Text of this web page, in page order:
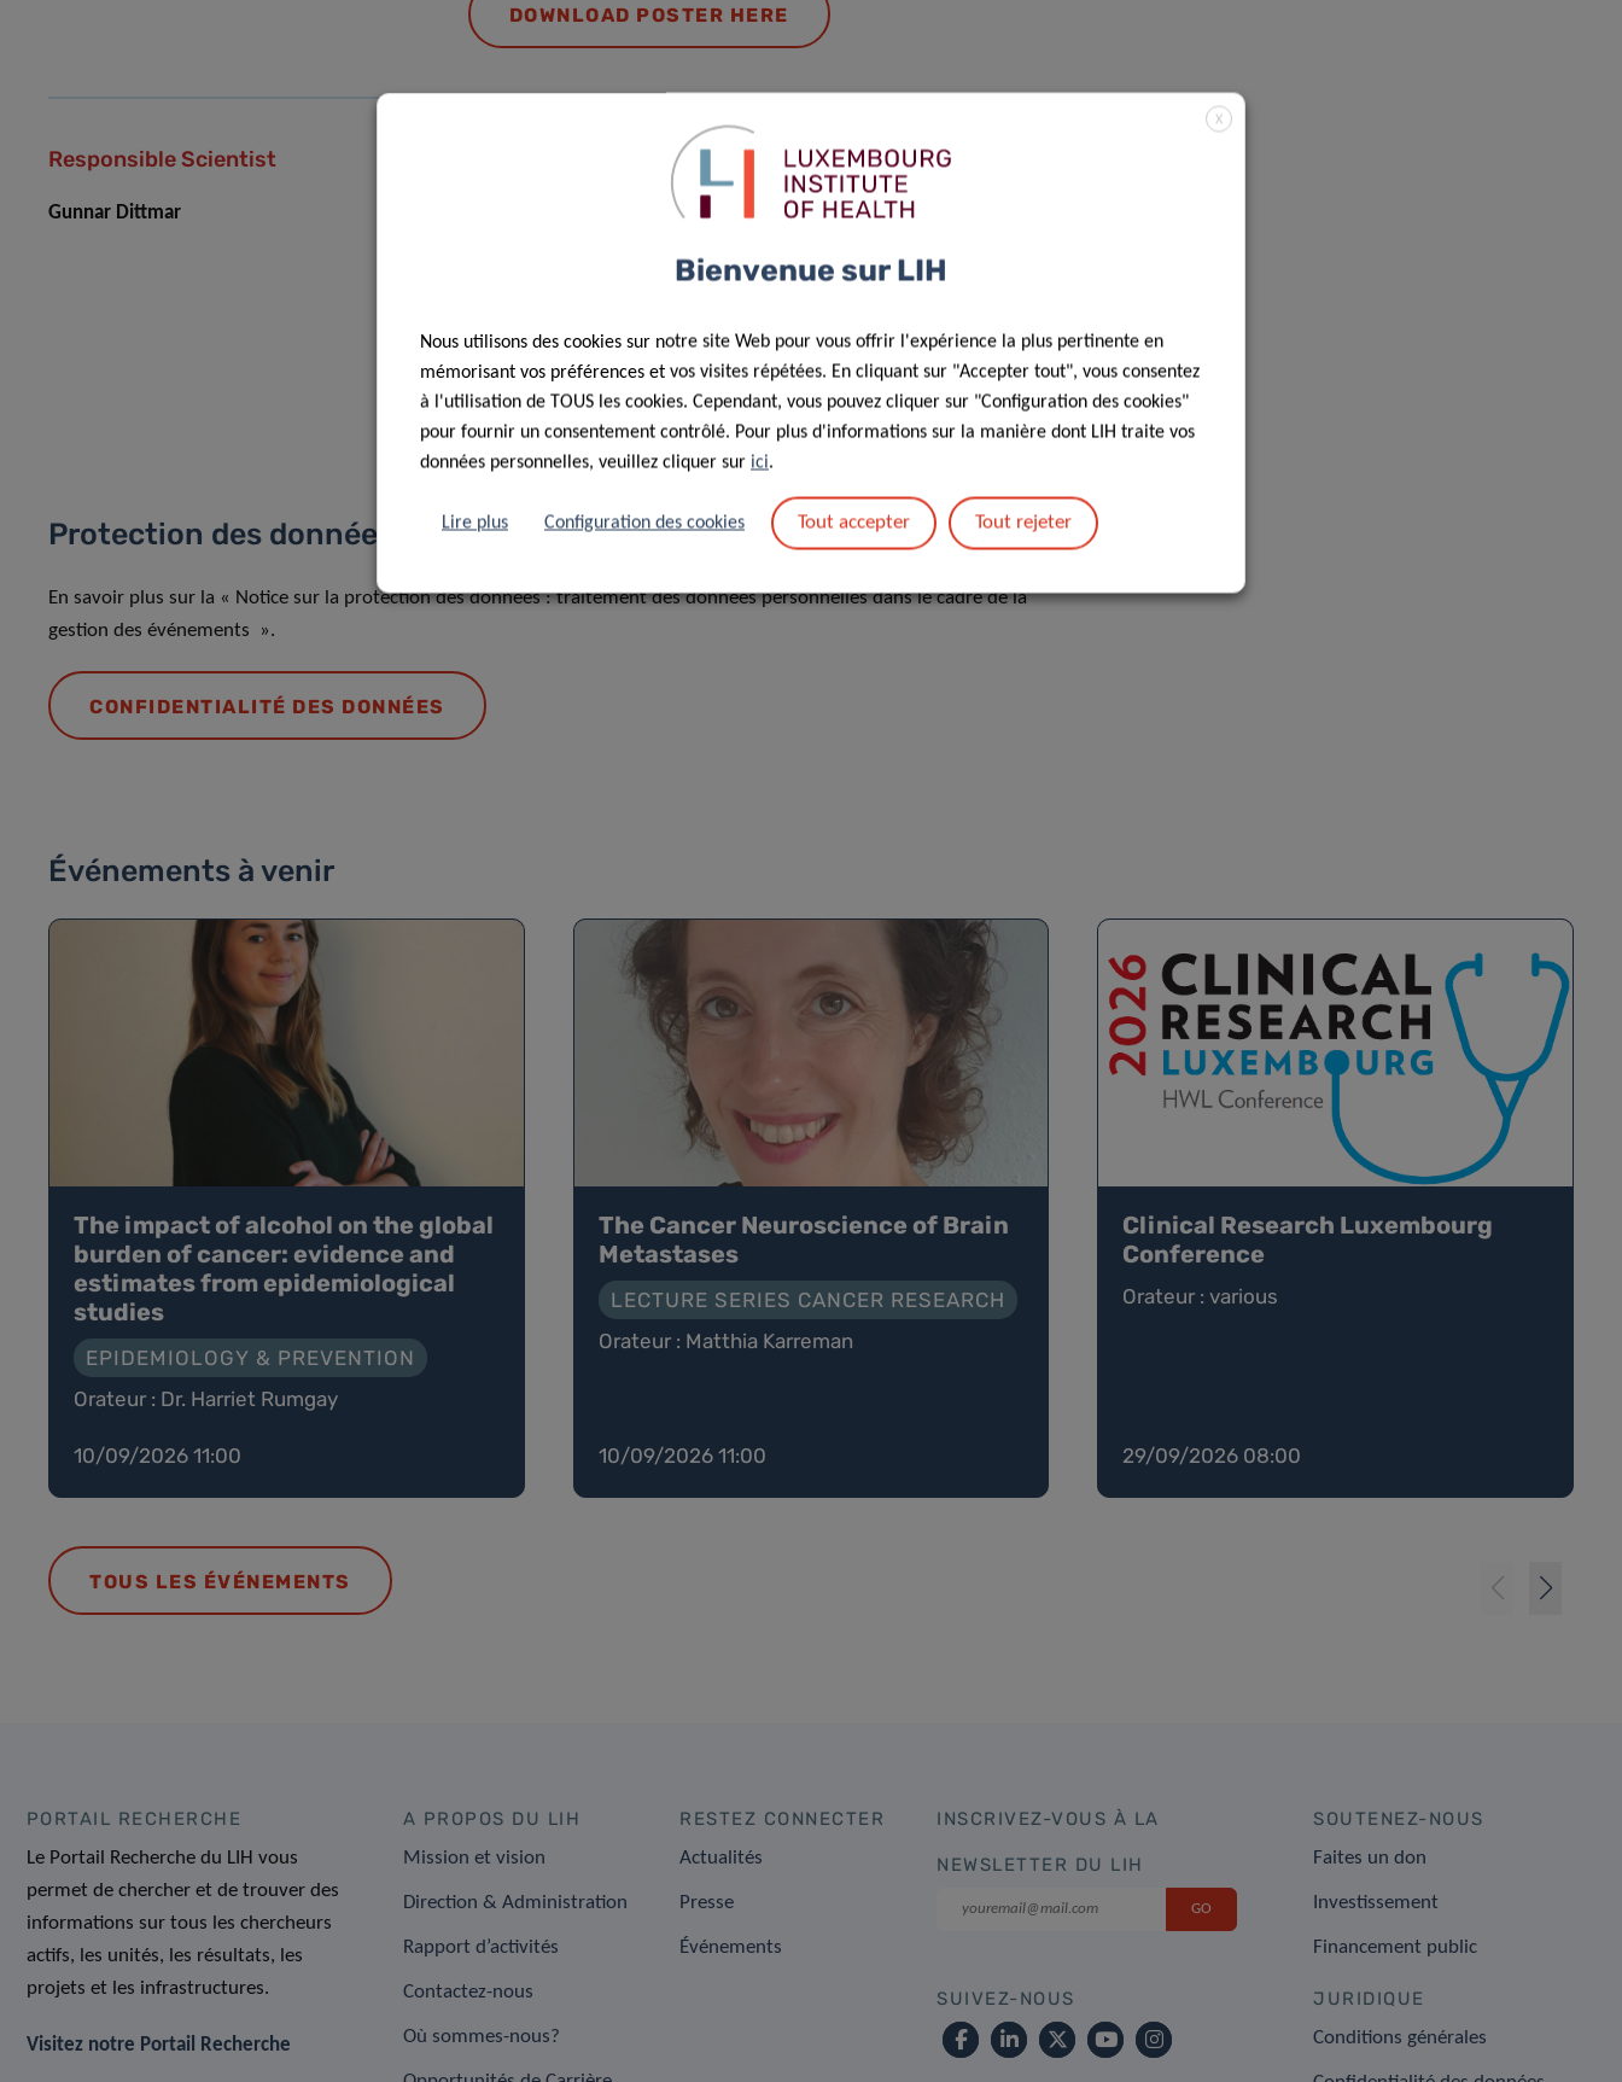
DOWNLOAD POSTER HERE
Responsible Scientist
Gunnar Dittmar
Department of Infection and Immunity (LIH) University
Protection des données
En savoir plus sur la « Notice sur la protection des données : traitement des données personnelles dans le cadre de la
gestion des événements ».
CONFIDENTIALITÉ DES DONNÉES
Événements à venir
The impact of alcohol on the global
burden of cancer: evidence and
estimates from epidemiological
studies
EPIDEMIOLOGY & PREVENTION
Orateur : Dr. Harriet Rumgay
10/09/2026 11:00
The Cancer Neuroscience of Brain
Metastases
LECTURE SERIES CANCER RESEARCH
Orateur : Matthia Karreman
10/09/2026 11:00
Clinical Research Luxembourg
Conference
Orateur : various
29/09/2026 08:00
TOUS LES ÉVÉNEMENTS
PORTAIL RECHERCHE
Le Portail Recherche du LIH vous
permet de chercher et de trouver des
informations sur tous les chercheurs
actifs, les unités, les résultats, les
projets et les infrastructures.
Visitez notre Portail Recherche
A PROPOS DU LIH
Mission et vision
Direction & Administration
Rapport d’activités
Contactez-nous
Où sommes-nous?
RESTEZ CONNECTER
Actualités
Presse
Événements
INSCRIVEZ-VOUS À LA
NEWSLETTER DU LIH
SUIVEZ-NOUS
SOUTENEZ-NOUS
Faites un don
Investissement
Financement public
JURIDIQUE
Conditions générales
X
Bienvenue sur LIH
Nous utilisons des cookies sur notre site Web pour vous offrir l'expérience la plus pertinente en
mémorisant vos préférences et vos visites répétées. En cliquant sur "Accepter tout", vous consentez
à l'utilisation de TOUS les cookies. Cependant, vous pouvez cliquer sur "Configuration des cookies"
pour fournir un consentement contrôlé. Pour plus d'informations sur la manière dont LIH traite vos
données personnelles, veuillez cliquer sur ici.
Lire plus Configuration des cookies Tout accepter Tout rejeter